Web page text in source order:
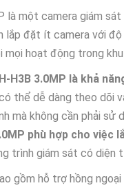
là một camera giám
đặt ít camera với độ
hoạt động trong
H3B 3.0MP là khả
thể dễ dàng theo dõi
mà không cần phải
phù hợp cho
trình giám sát có diện
gồm hỗ trợ hồng